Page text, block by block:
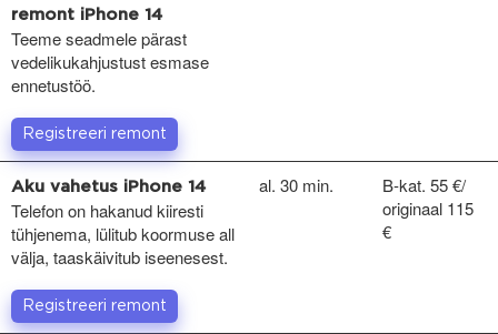
remont iPhone 14
Teeme seadmele pärast
vedelikukahjustust esmase
ennetustöö.
Registreeri remont
Aku vahetus iPhone 14
Telefon on hakanud kiiresti
tühjenema, lülitub koormuse all
välja, taaskäivitub iseenesest.
al. 30 min.
B-kat. 55 €/
originaal 115
€
Registreeri remont